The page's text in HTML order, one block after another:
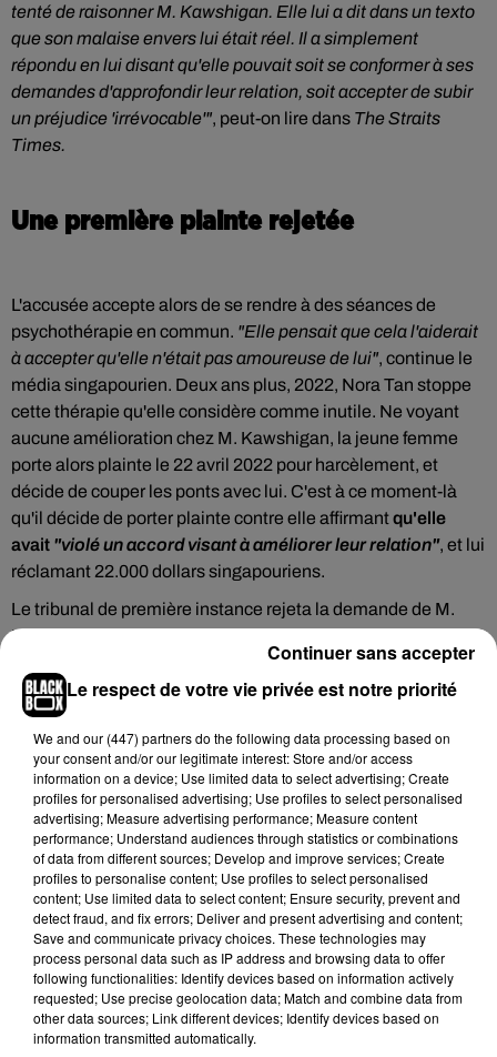
tenté de raisonner M. Kawshigan. Elle lui a dit dans un texto
que son malaise envers lui était réel. Il a simplement
répondu en lui disant qu'elle pouvait soit se conformer à ses
demandes d'approfondir leur relation, soit accepter de subir
un préjudice 'irrévocable'", peut-on lire dans The Straits
Times.
Une première plainte rejetée
L'accusée accepte alors de se rendre à des séances de
psychothérapie en commun. "Elle pensait que cela l'aiderait
à accepter qu'elle n'était pas amoureuse de lui", continue le
média singapourien. Deux ans plus, 2022, Nora Tan stoppe
cette thérapie qu'elle considère comme inutile. Ne voyant
aucune amélioration chez M. Kawshigan, la jeune femme
porte alors plainte le 22 avril 2022 pour harcèlement, et
décide de couper les ponts avec lui. C'est à ce moment-là
qu'il décide de porter plainte contre elle affirmantqu'elle
avait "violé un accord visant à améliorer leur relation", et lui
réclamant 22.000 dollars singapouriens.
Le tribunal de première instance rejeta la demande de M.
Kawshigan estimant qu'il s'agissait d'un abus de procédure.
"Ce tribunal ne sera pas complice de sa tentative calculée
d'obliger l'accusée à s'engager qui, après des années à
tenter d'appaiser le mécontentement du demandeur, a
finalement décidé de résister à ses menaces plutôt que de se
recroqueviller et de céder à ses demandes",a déclaré le juge.
Seulement voilà, le plaignant ne s'est pas démonté. Il décida
ensuite de se tourner vers la Haute Cour de Singapour afin
de réclamer 3 millions de dollars singapouriens (environ 2,1
millions d'euros) de dommages et intérêts.
Selon lui, Nora Tan a nuit à"son excellente réputation"et
engendré un"douloureux traumatisme"le menant à une
dépression. Il l'accuse d'avoir eu un impact négatif sur sa
situation professionnelle au point de lui avoir fait perdre de
l'argent. Cette seconde plainte sera statuée devant la Haute
Cour courant mars.
Le respect de votre vie privée est notre priorité
We and our (447) partnersdo the following data processing based on
your consent and/or our legitimate interest: Store and/or access
information on a device; Use limited data to select advertising; Create
profiles for personalised advertising; Use profiles to select personalised
advertising; Measure advertising performance; Measure content
performance; Understand audiences through statistics or combinations
of data from different sources; Develop and improve services; Create
profiles to personalise content; Use profiles to select personalised
content; Use limited data to select content; Ensure security, prevent and
detect fraud, and fix errors; Deliver and present advertising and content;
Save and communicate privacy choices. These technologies may
process personal data such as IP address and browsing data to offer
following functionalities: Identify devices based on information actively
requested; Use precise geolocation data; Match and combine data from
other data sources; Link different devices; Identify devices based on
information transmitted automatically.
Continuer sans accepter